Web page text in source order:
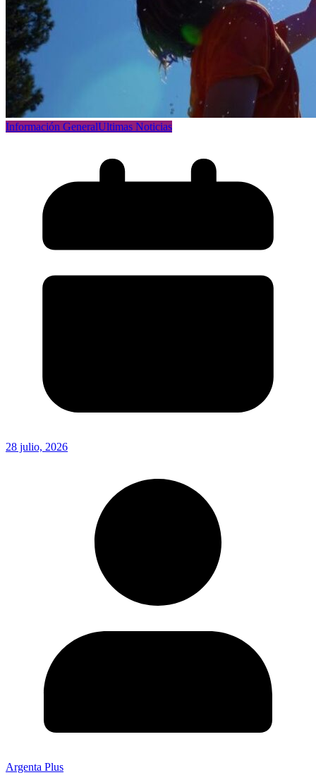
Información GeneralUltimas Noticias
28 julio, 2026
Argenta Plus